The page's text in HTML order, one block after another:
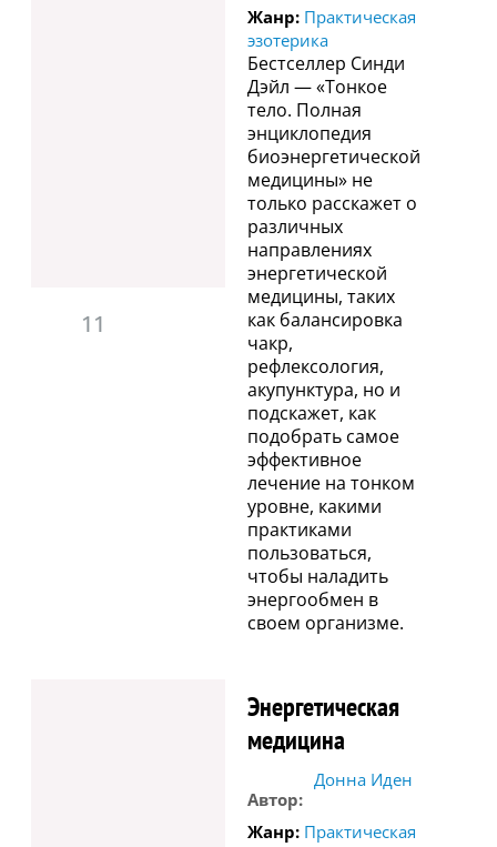
11
Жанр: Практическая
эзотерика
Бестселлер Синди
Дэйл — «Тонкое
тело. Полная
энциклопедия
биоэнергетической
медицины» не
только расскажет о
различных
направлениях
энергетической
медицины, таких
как балансировка
чакр,
рефлексология,
акупунктура, но и
подскажет, как
подобрать самое
эффективное
лечение на тонком
уровне, какими
практиками
пользоваться,
чтобы наладить
энергообмен в
своем организме.
Энергетическая
медицина
Автор:
Донна Иден
Жанр: Практическая